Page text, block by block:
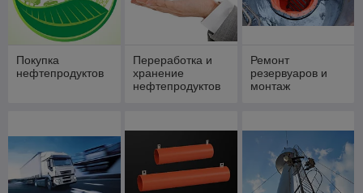
Покупка
нефтепродуктов
Переработка и
хранение
нефтепродуктов
Ремонт
резервуаров и
монтаж
диагностика
резервуаров.